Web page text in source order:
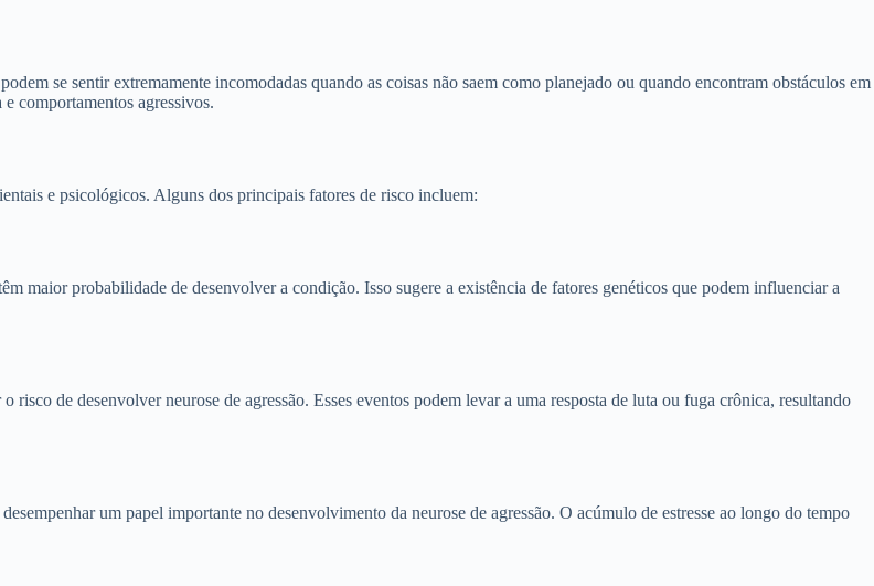
se sentir extremamente incomodadas quando as coisas não saem como planejado ou quando encontram obstáculos em
comportamentos agressivos.
e psicológicos. Alguns dos principais fatores de risco incluem:
maior probabilidade de desenvolver a condição. Isso sugere a existência de fatores genéticos que podem influenciar a
de desenvolver neurose de agressão. Esses eventos podem levar a uma resposta de luta ou fuga crônica, resultando
um papel importante no desenvolvimento da neurose de agressão. O acúmulo de estresse ao longo do tempo